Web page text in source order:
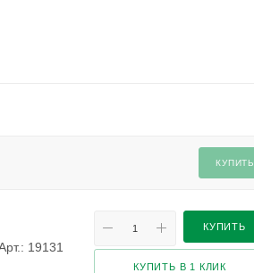
КУПИТЬ
19131
КУПИТЬ
КУПИТЬ В 1 КЛИК